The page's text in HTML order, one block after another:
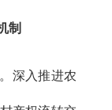
制
深入推进农